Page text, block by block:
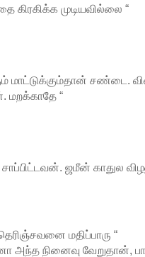
கிரகிக்க முடியவில்லை “
மாட்டுக்கும்தான் சண்டை.
மறக்காதே “
ஜமீன் காதுல
மதிப்பாரு “
அந்த நினைவு வேறுதான்,